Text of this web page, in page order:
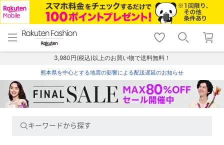
menu home
トップ
shopping_cart lock_outline
ログイン
3,980円(税込)以上のお買い物で送料無料！
熊本県を中心とする地震の影響による配送遅延のお知らせ
キーワードから探す